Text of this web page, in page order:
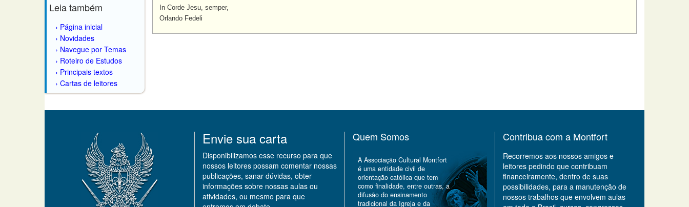
Leia também
Página inicial
Novidades
Navegue por Temas
Roteiro de Estudos
Principais textos
Cartas de leitores
In Corde Jesu, semper,
Orlando Fedeli
Envie sua carta
Disponibilizamos esse recurso para que
nossos leitores possam comentar nossas
publicações, sanar dúvidas, obter
informações sobre nossas aulas ou
atividades, ou mesmo para que
Quem Somos
A Associação Cultural Montfort
é uma entidade civil de
orientação católica que tem
como finalidade, entre outras, a
difusão do ensinamento
tradicional da Igreja e da
Contribua com a Montfort
Recorremos aos nossos amigos e
leitores pedindo que contribuam
financeiramente, dentro de suas
possibilidades, para a manutenção de
nossos trabalhos que envolvem aulas